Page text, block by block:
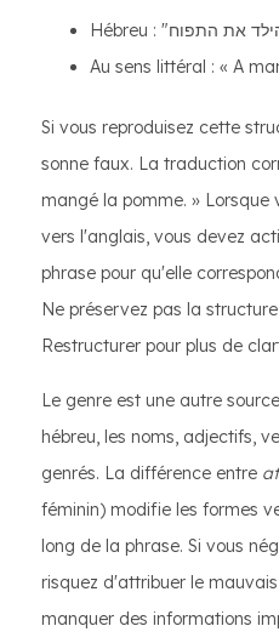
Au sens littéral : « A
Si vous reproduisez cette
sonne faux. La traduction
mangé la pomme. » Lorsque
vers l'anglais, vous devez
phrase pour qu'elle
Ne préservez pas la
Restructurer pour plus de
Le genre est une autre
hébreu, les noms, adjectifs,
genrés. La différence entre
féminin) modifie les formes
long de la phrase. Si vous
risquez d'attribuer le
manquer des informations